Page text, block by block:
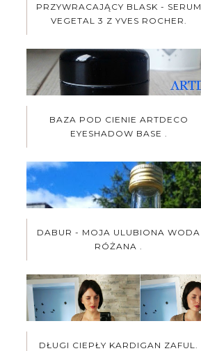
PRZYWRACAJĄCY BLASK - SERUM
VEGETAL 3 Z YVES ROCHER.
BAZA POD CIENIE ARTDECO
EYESHADOW BASE .
DABUR - MOJA ULUBIONA WODA
RÓŻANA .
DŁUGI CIEPŁY KARDIGAN ZAFUL.